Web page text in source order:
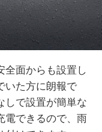
全面からも設置し
いた方に朗報で
しで設置が簡単な
電できるので、雨